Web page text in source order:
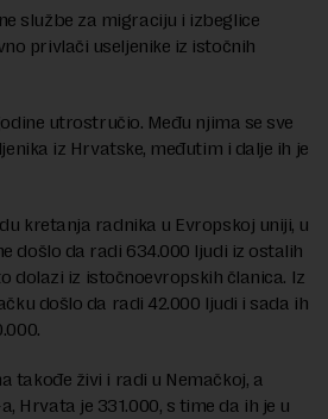
službe za migraciju i izbeglice
privlači useljenike iz istočnih
utrostručio. Među njima se sve
iz Hrvatske, međutim i dalje ih je
kretanja radnika u Evropskoj uniji, u
došlo da radi 634.000 ljudi iz ostalih
dolazi iz istočnoevropskih članica. Iz
došlo da radi 42.000 ljudi i sada ih
takođe živi i radi u Nemačkoj, a
Hrvata je 331.000, s time da ih je u